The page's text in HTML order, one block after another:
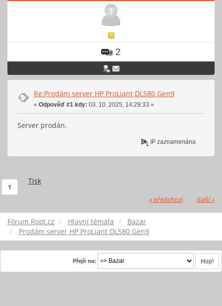
2
Re:Prodám server HP ProLiant DL580 Gen9
« Odpověď #1 kdy: 03. 10. 2025, 14:29:33 »
Server prodán.
IP zaznamenána
Tisk
1
« předchozí další »
Fórum Root.cz Hlavní témata
Bazar
Prodám server HP ProLiant DL580 Gen9
Přejít na: